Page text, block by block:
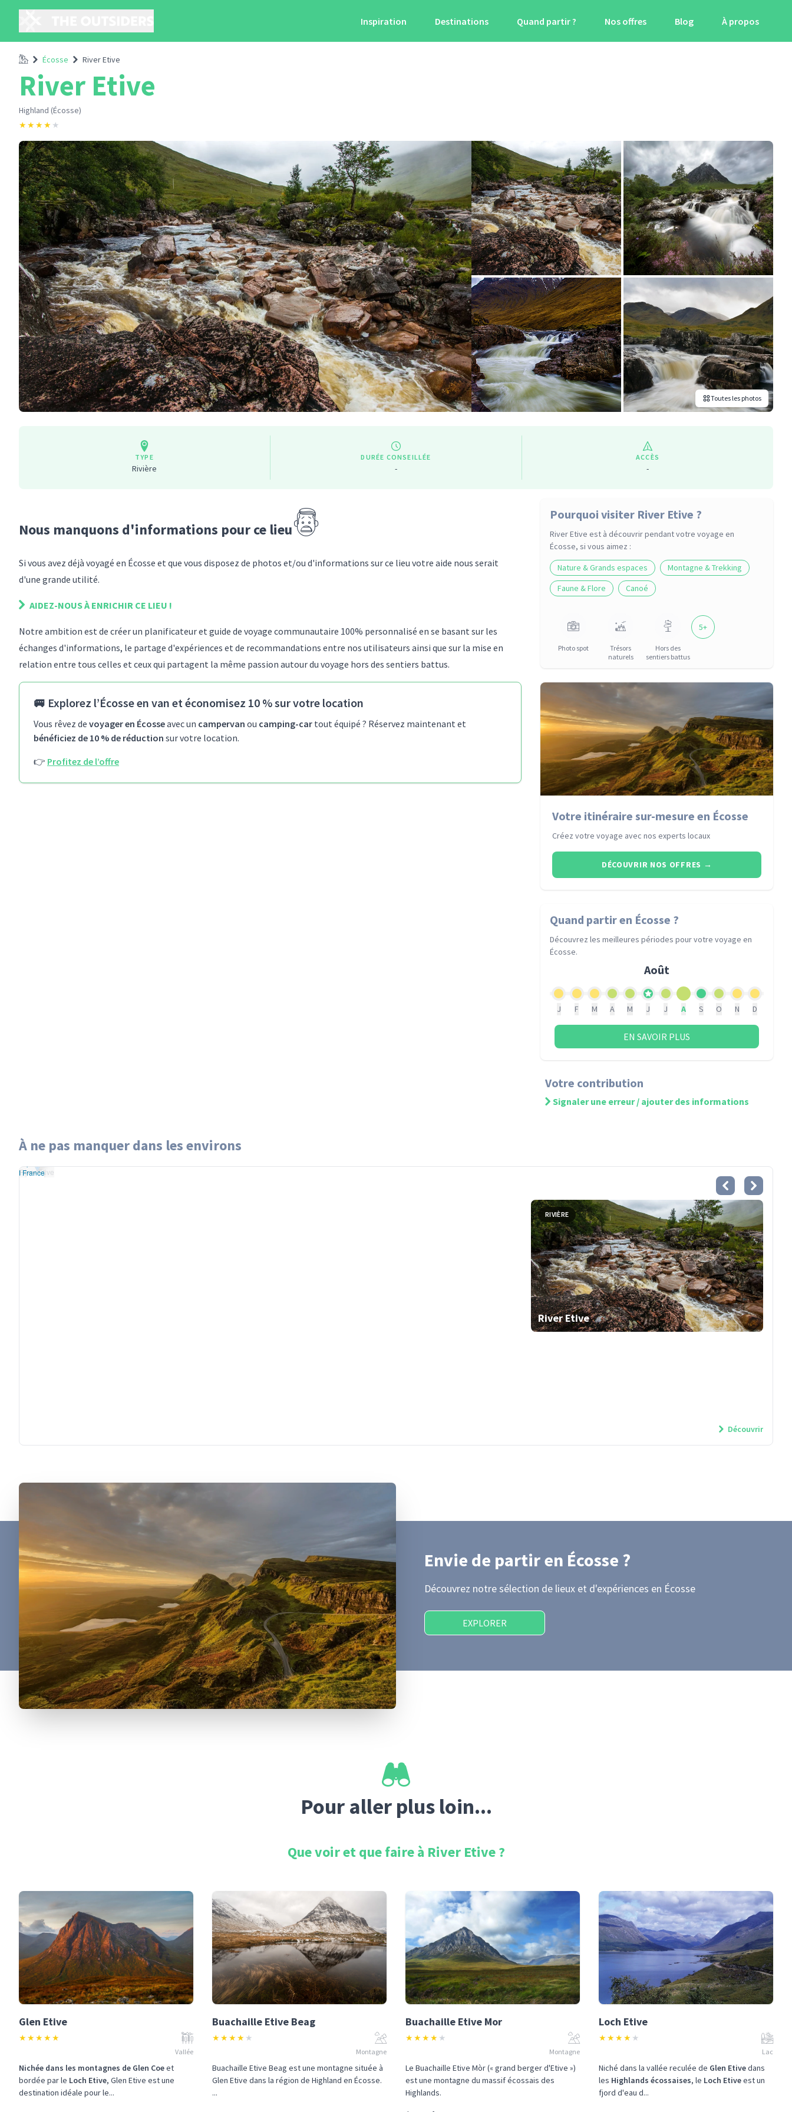
Inspiration Destinations Quand partir ? Nos offres Blog À propos
AccueilÉcosse River Etive
River Etive
Highland (Écosse)
★★★★ ★
Toutes les photos
TYPE
Rivière
DURÉE CONSEILLÉE
-
ACCÈS
-
Nous manquons d'informations pource lieu
Si vous avez déjà voyagé en Écosse et que vous disposez de photos et/ou d'informations surce lieu votre aide nous serait
d'une grande utilité.
AIDEZ-NOUS À ENRICHIR CE LIEU !
Notre ambition est de créer un planificateur et guide de voyage communautaire 100% personnalisé en se basant sur les
échanges d'informations, le partage d'expériences et de recommandations entre nos utilisateurs ainsi que sur la mise en
relation entre tous celles et ceux qui partagent la même passion autour du voyage hors des sentiers battus.
🚐 Explorez l’Écosse en van et économisez 10 % sur votre location
Vous rêvez de voyager en Écosseavec un campervan ou camping-car tout équipé ? Réservez maintenant et
bénéficiez de 10 % de réduction sur votre location.
👉 Profitez de l’offre
Pourquoi visiter River Etive ?
River Etive est à découvrir pendant votre voyage en
Écosse, si vous aimez :
Nature & Grands espaces
Montagne & Trekking
Faune & Flore
Canoé
Photo spot
Trésors
naturels
Hors des
sentiers battus
5+
Votre itinéraire sur-mesure en Écosse
Créez votre voyage avec nos experts locaux
DÉCOUVRIR NOS OFFRES →
Quand partiren Écosse ?
Découvrez les meilleures périodes pour votre voyageen
Écosse.
Août
J F M A M J J A S O N D
EN SAVOIR PLUS
Votre contribution
Signaler une erreur / ajouter des informations
À ne pas manquer dans les environs
données ©
OSM France
River Etive
RIVIÈRE
River Etive
Découvrir
Envie de partiren Écosse ?
Découvrez notre sélection de lieux et d'expériences en Écosse
EXPLORER
Pour aller plus loin...
Que voir et que faire à River Etive?
Glen Etive
★★★★★
Vallée
Nichée dans les montagnes de Glen Coeet
bordée par le Loch Etive, Glen Etive est une
destination idéale pour le...
Buachaille Etive Beag
★★★★ ★
Montagne
Buachaille Etive Beag est une montagne située à
Glen Etive dans la région de Highland en Écosse.
...
Buachaille Etive Mor
★★★★ ★
Montagne
Le Buachaille Etive Mòr (« grand berger d'Etive »)
est une montagne du massif écossais des
Highlands.
Loch Etive
★★★★ ★
Lac
Niché dans la vallée reculée de Glen Etivedans
les Highlands écossaises, le Loch Etiveest un
fjord d'eau d...